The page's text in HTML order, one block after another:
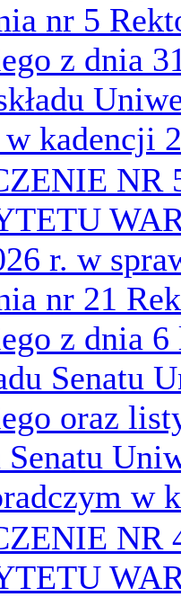
nr 5
z dnia
w kadencji
NR
r. w
nr 21
z dnia
Senatu
oraz
w
NR